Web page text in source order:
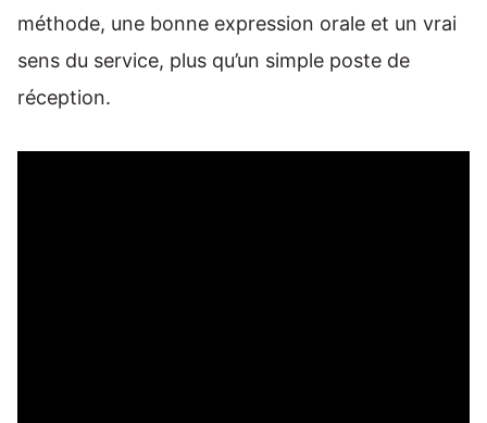
méthode, une bonne expression orale et un vrai
sens du service, plus qu’un simple poste de
réception.